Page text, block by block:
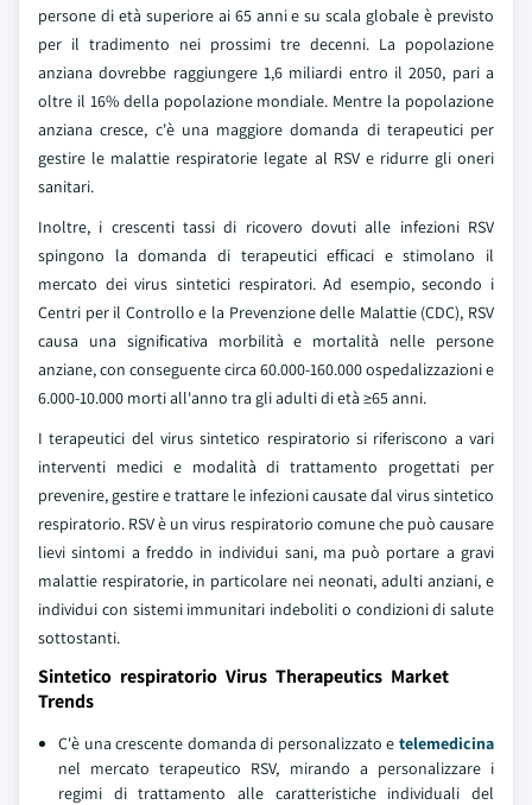
persone di età superiore ai 65 anni e su scala globale è previsto
per il tradimento nei prossimi tre decenni. La popolazione
anziana dovrebbe raggiungere 1,6 miliardi entro il 2050, pari a
oltre il 16% della popolazione mondiale. Mentre la popolazione
anziana cresce, c'è una maggiore domanda di terapeutici per
gestire le malattie respiratorie legate al RSV e ridurre gli oneri
sanitari.
Inoltre, i crescenti tassi di ricovero dovuti alle infezioni RSV
spingono la domanda di terapeutici efficaci e stimolano il
mercato dei virus sintetici respiratori. Ad esempio, secondo i
Centri per il Controllo e la Prevenzione delle Malattie (CDC), RSV
causa una significativa morbilità e mortalità nelle persone
anziane, con conseguente circa 60.000-160.000 ospedalizzazioni e
6.000-10.000 morti all'anno tra gli adulti di età ≥65 anni.
I terapeutici del virus sintetico respiratorio si riferiscono a vari
interventi medici e modalità di trattamento progettati per
prevenire, gestire e trattare le infezioni causate dal virus sintetico
respiratorio. RSV è un virus respiratorio comune che può causare
lievi sintomi a freddo in individui sani, ma può portare a gravi
malattie respiratorie, in particolare nei neonati, adulti anziani, e
individui con sistemi immunitari indeboliti o condizioni di salute
sottostanti.
Sintetico respiratorio Virus Therapeutics Market
Trends
C'è una crescente domanda di personalizzato e telemedicina
nel mercato terapeutico RSV, mirando a personalizzare i
regimi di trattamento alle caratteristiche individuali del